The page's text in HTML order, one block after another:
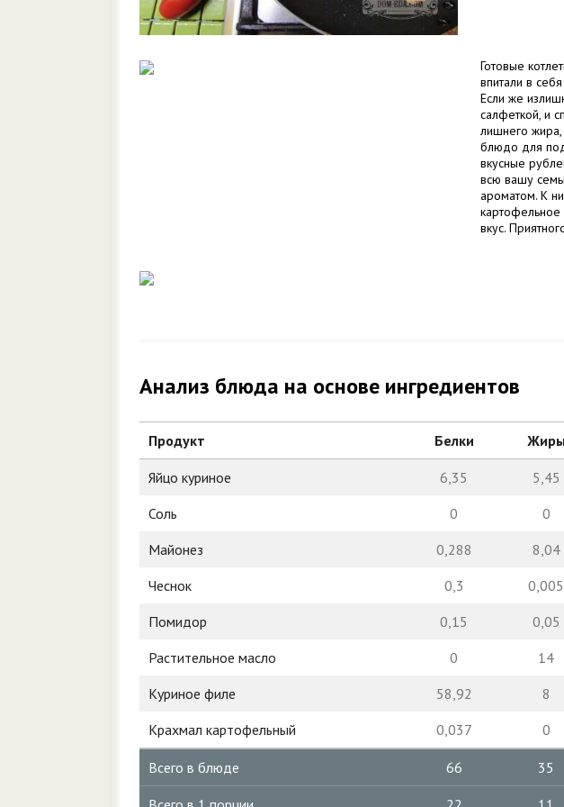
Готовые
впитали в
Если же
салфеткой, и
лишнего
блюдо для
вкусные
всю вашу
ароматом. К
картофельное
вкус.
Анализ блюда на основе ингредиентов
Продукт Белки
Яйцо куриное 6,35 5,45
Соль
0 0
Майонез
0,288 8,04
Чеснок
0,3 0,005
Помидор
0,15 0,05
Растительное масло
0 14
Куриное филе
58,92 8
Крахмал картофельный
0,037 0
Всего в блюде 66 35